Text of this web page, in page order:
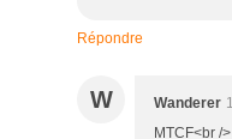
Répondre
W Wanderer
MTCF<br /